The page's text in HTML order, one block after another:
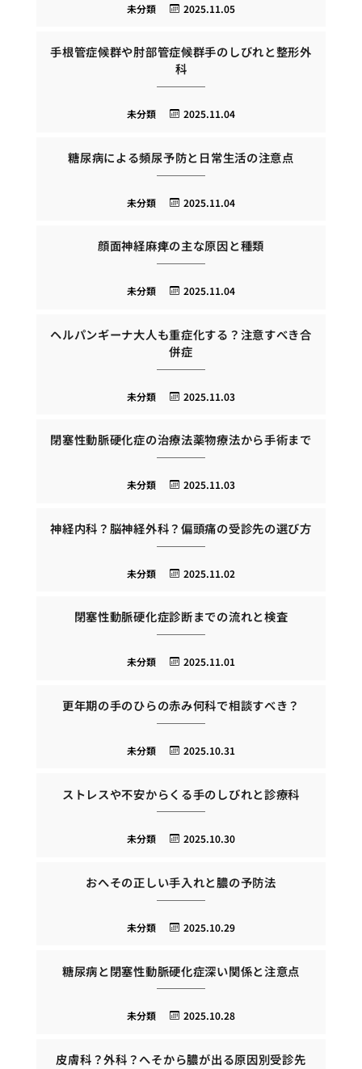
2025.11.05
未分類
手根管症候群や肘部管症候群手のしびれと整形外
科
2025.11.04
未分類
糖尿病による頻尿予防と日常生活の注意点
2025.11.04
未分類
顔面神経麻痺の主な原因と種類
2025.11.04
未分類
ヘルパンギーナ大人も重症化する？注意すべき合
併症
2025.11.03
未分類
閉塞性動脈硬化症の治療法薬物療法から手術まで
2025.11.03
未分類
神経内科？脳神経外科？偏頭痛の受診先の選び方
2025.11.02
未分類
閉塞性動脈硬化症診断までの流れと検査
2025.11.01
未分類
更年期の手のひらの赤み何科で相談すべき？
2025.10.31
未分類
ストレスや不安からくる手のしびれと診療科
2025.10.30
未分類
おへその正しい手入れと膿の予防法
2025.10.29
未分類
糖尿病と閉塞性動脈硬化症深い関係と注意点
2025.10.28
未分類
皮膚科？外科？へそから膿が出る原因別受診先